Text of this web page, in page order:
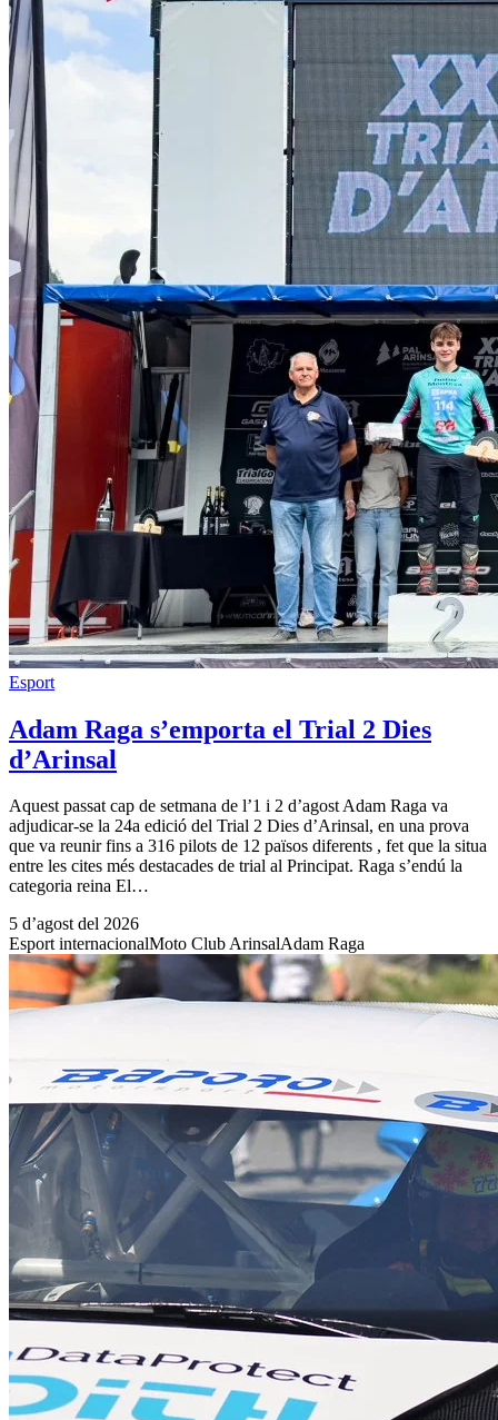
Esport
Adam Raga s’emporta el Trial 2 Dies
d’Arinsal
Aquest passat cap de setmana de l’1 i 2 d’agost Adam Raga va
adjudicar-se la 24a edició del Trial 2 Dies d’Arinsal, en una prova
que va reunir fins a 316 pilots de 12 països diferents , fet que la situa
entre les cites més destacades de trial al Principat. Raga s’endú la
categoria reina El…
5 d’agost del 2026
Esport internacionalMoto Club ArinsalAdam Raga